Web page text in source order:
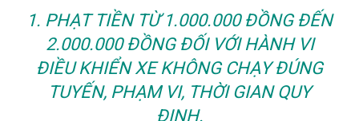
1. PHẠT TIỀN TỪ 1.000.000 ĐỒNG ĐẾN
2.000.000 ĐỒNG ĐỐI VỚI HÀNH VI
ĐIỀU KHIỂN XE KHÔNG CHẠY ĐÚNG
TUYẾN, PHẠM VI, THỜI GIAN QUY
ĐỊNH.